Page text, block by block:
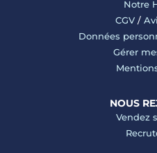
Notre
CGV/
Données
Gérer
NOUS
Vendez